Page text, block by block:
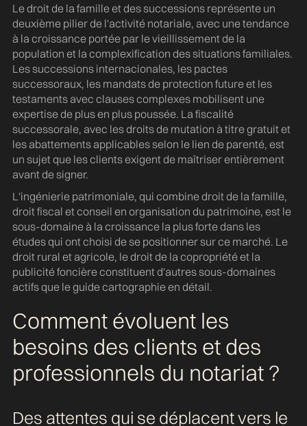
Le droit de la famille et des successions représente un
deuxième pilier de l'activité notariale, avec une tendance
à la croissance portée par le vieillissement de la
population et la complexification des situations familiales.
Les successions internacionales, les pactes
successoraux, les mandats de protection future et les
testaments avec clauses complexes mobilisent une
expertise de plus en plus poussée. La fiscalité
successorale, avec les droits de mutation à titre gratuit et
les abattements applicables selon le lien de parenté, est
un sujet que les clients exigent de maîtriser entièrement
avant de signer.
L'ingénierie patrimoniale, qui combine droit de la famille,
droit fiscal et conseil en organisation du patrimoine, est le
sous-domaine à la croissance la plus forte dans les
études qui ont choisi de se positionner sur ce marché. Le
droit rural et agricole, le droit de la copropriété et la
publicité foncière constituent d'autres sous-domaines
actifs que le guide cartographie en détail.
Comment évoluent les
besoins des clients et des
professionnels du notariat ?
Des attentes qui se déplacent vers le